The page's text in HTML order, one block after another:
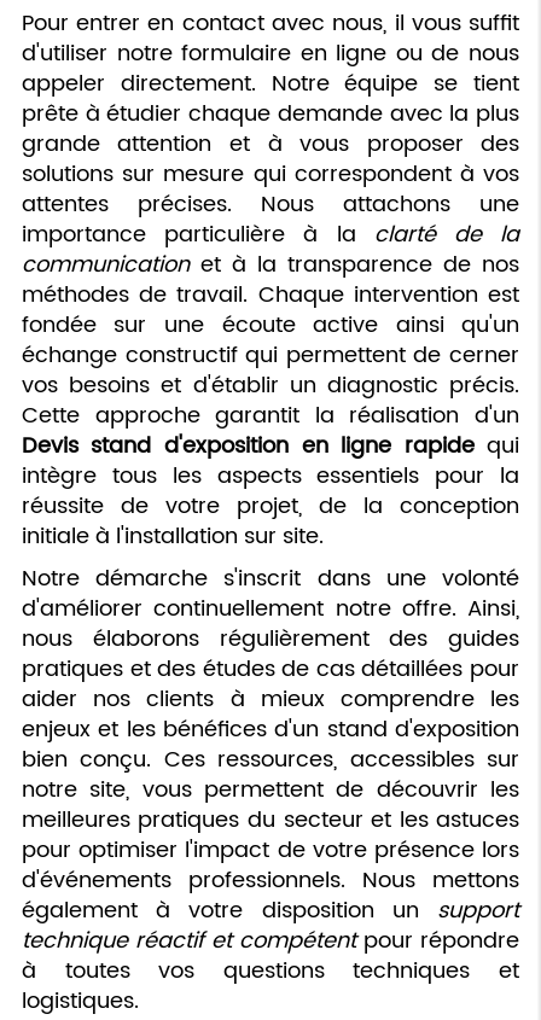
Pour entrer en contact avec nous, il vous suffit
d'utiliser notre formulaire en ligne ou de nous
appeler directement. Notre équipe se tient
prête à étudier chaque demande avec la plus
grande attention et à vous proposer des
solutions sur mesure qui correspondent à vos
attentes précises. Nous attachons une
importance particulière à la clarté de la
communicationet à la transparence de nos
méthodes de travail. Chaque intervention est
fondée sur une écoute active ainsi qu'un
échange constructif qui permettent de cerner
vos besoins et d'établir un diagnostic précis.
Cette approche garantit la réalisation d'un
Devis stand d'exposition en ligne rapidequi
intègre tous les aspects essentiels pour la
réussite de votre projet, de la conception
initiale à l'installation sur site.
Notre démarche s'inscrit dans une volonté
d'améliorer continuellement notre offre. Ainsi,
nous élaborons régulièrement des guides
pratiques et des études de cas détaillées pour
aider nos clients à mieux comprendre les
enjeux et les bénéfices d'un stand d'exposition
bien conçu. Ces ressources, accessibles sur
notre site, vous permettent de découvrir les
meilleures pratiques du secteur et les astuces
pour optimiser l'impact de votre présence lors
d'événements professionnels. Nous mettons
également à votre disposition un support
technique réactif et compétentpour répondre
à toutes vos questions techniques et
logistiques.